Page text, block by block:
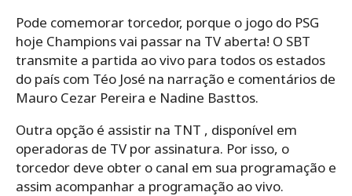
Pode comemorar torcedor, porque o jogo do PSG
hoje Champions vai passar na TV aberta! O SBT
transmite a partida ao vivo para todos os estados
do país com Téo José na narração e comentários de
Mauro Cezar Pereira e Nadine Basttos.
Outra opção é assistir na TNT , disponível em
operadoras de TV por assinatura. Por isso, o
torcedor deve obter o canal em sua programação e
assim acompanhar a programação ao vivo.